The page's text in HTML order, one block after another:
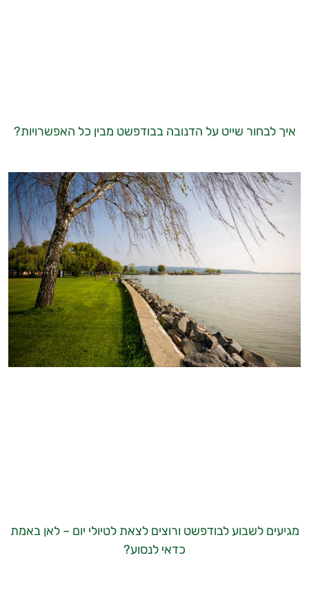
איך לבחור שייט על הדנובה בבודפשט מבין כל האפשרויות?
מגיעים לשבוע לבודפשט ורוצים לצאת לטיולי יום – לאן באמת
כדאי לנסוע?